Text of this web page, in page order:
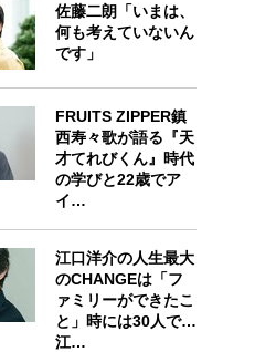
佐藤二朗「いまは、
何も考えていないん
です」
FRUITS ZIPPER鎮
西寿々歌が語る『天
才てれびくん』時代
の学びと22歳でア
イ…
江口洋介の人生最大
のCHANGEは「フ
ァミリーができたこ
と」時には30人で…
江…